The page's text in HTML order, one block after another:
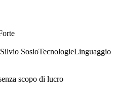
SosioTecnologieLinguaggio
scopo di lucro